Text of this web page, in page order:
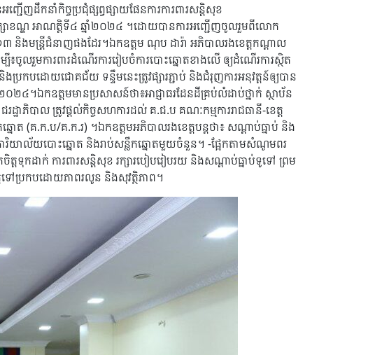
ញដឹកនាំកិច្ចប្រជុំផ្សព្វផ្សាយផែនការការពារសន្តិសុខ
ប្រឹក្សាខណ្ឌ អាណត្តិទី៤ ឆ្នាំ២០២៤ ។ដោយបានការអញ្ជើញចូលរួមពីលោក
១៣ និងមន្ត្រីជំនាញផងដែរ។ឯកឧត្តម ណុប ដារ៉ា អភិបាលរងខេត្តកណ្តាល
បី៖ចូលរួមការពារដំណើរការរៀបចំការបោះឆ្នោតខាងលើ ឲ្យដំណើរការស្ថិត
រកបដោយជោគជ័យ ទន្ទឹមនេះត្រូវផ្សារភ្ជាប់ និងជំរុញការអនុវត្តន៍ឲ្យបាន
២៤។ឯកឧត្តមមានប្រសាសន៍ថា៖អាជ្ញាធរដែនដីគ្រប់លំដាប់ថ្នាក់ ស្ថាប័ន
ាភិបាល ត្រូវផ្តល់កិច្ចសហការដល់ គ.ជ.ប គណៈកម្មការរាជធានី-ខេត្ត
ត (គ.ក.ប/គ.ក.រ) ។ឯកឧត្តមអភិបាលរងខេត្តបន្តថា៖ សណ្តាប់ធ្នាប់ និង
ការិយាល័យបោះឆ្នោត និងរាប់សន្លឹកឆ្នោតមួយចំនួន។ -ផ្អែកតាមសំណូមពរ
តទុកដាក់ ការពារសន្តិសុខ រក្សារបៀបរៀបរយ និងសណ្តាប់ធ្នាប់ទូទៅ ព្រម
ត្តទៅប្រកបដោយភាពរលូន និងសុវត្ថិភាព។